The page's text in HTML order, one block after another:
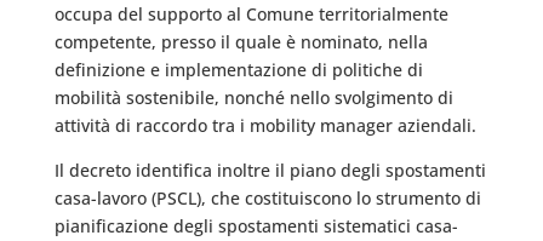
occupa del supporto al Comune territorialmente
competente, presso il quale è nominato, nella
definizione e implementazione di politiche di
mobilità sostenibile, nonché nello svolgimento di
attività di raccordo tra i mobility manager aziendali.
Il decreto identifica inoltre il piano degli spostamenti
casa-lavoro (PSCL), che costituiscono lo strumento di
pianificazione degli spostamenti sistematici casa-